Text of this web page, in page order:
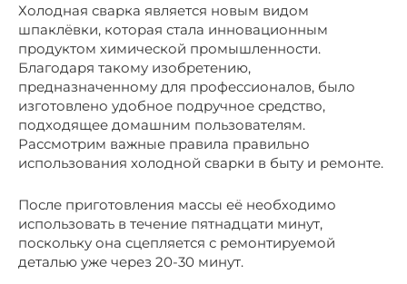
Холодная сварка является новым видом
шпаклёвки, которая стала инновационным
продуктом химической промышленности.
Благодаря такому изобретению,
предназначенному для профессионалов, было
изготовлено удобное подручное средство,
подходящее домашним пользователям.
Рассмотрим важные правила правильно
использования холодной сварки в быту и ремонте.
После приготовления массы её необходимо
использовать в течение пятнадцати минут,
поскольку она сцепляется с ремонтируемой
деталью уже через 20-30 минут.